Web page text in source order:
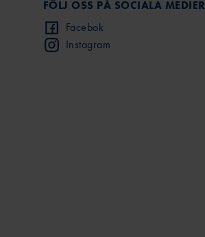
FÖLJ OSS PÅ SOCIALA MEDIER
Facebok
Instagram